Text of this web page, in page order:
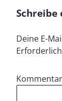
Schreibe
Deine E-
Kommentar